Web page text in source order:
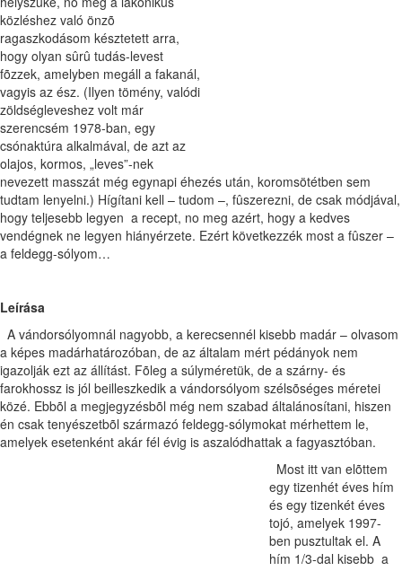
közléshez való önzõ
ragaszkodásom késztetett arra,
hogy olyan sûrû tudás-levest
fõzzek, amelyben megáll a fakanál,
vagyis az ész. (Ilyen tömény, valódi
zöldségleveshez volt már
szerencsém 1978-ban, egy
csónaktúra alkalmával, de azt az
olajos, kormos, „leves”-nek
nevezett masszát még egynapi éhezés után, koromsötétben sem
tudtam lenyelni.) Hígítani kell – tudom –, fûszerezni, de csak módjával,
hogy teljesebb legyen a recept, no meg azért, hogy a kedves
vendégnek ne legyen hiányérzete. Ezért következzék most a fûszer –
a feldegg-sólyom…
Leírása
A vándorsólyomnál nagyobb, a kerecsennél kisebb madár – olvasom
a képes madárhatározóban, de az általam mért pédányok nem
igazolják ezt az állítást. Fõleg a súlyméretük, de a szárny- és
farokhossz is jól beilleszkedik a vándorsólyom szélsõséges méretei
közé. Ebbõl a megjegyzésbõl még nem szabad általánosítani, hiszen
én csak tenyészetbõl származó feldegg-sólymokat mérhettem le,
amelyek esetenként akár fél évig is aszalódhattak a fagyasztóban.
Most itt van elõttem
egy tizenhét éves hím
és egy tizenkét éves
tojó, amelyek 1997-
ben pusztultak el. A
hím 1/3-dal kisebb a